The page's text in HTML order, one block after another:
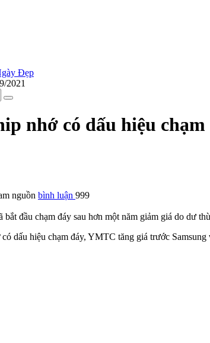
Đẹp
2021
nhớ có dấu hiệu
nguồn bình luận 999
đầu chạm đáy sau hơn một năm giảm giá do dư